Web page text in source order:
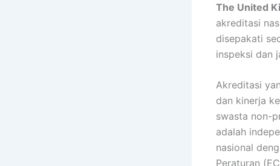
The United
akreditasi
disepakati
inspeksi dan
Akreditasi
dan kinerja
swasta non-
adalah
nasional
Peraturan